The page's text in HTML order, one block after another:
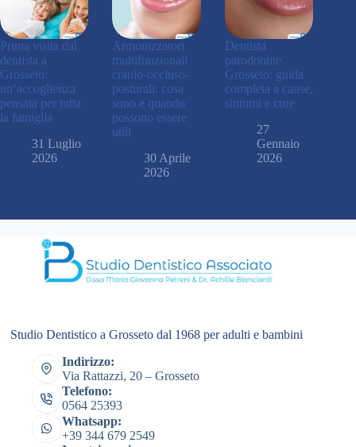
Prima visita dal
dentista a
Grosseto:
un’accoglienza
pensata per tutta
la famiglia
31 Luglio
2026
Armonizzatori
multifunzionali
cranio-occluso-
posturali: cosa
sono e quando
possono essere
utili
30 Aprile
2026
Dentista
parodontite
Grosseto: guida
completa a cause,
sintomi e cure
27
Gennaio
2026
Studio Dentistico a Grosseto dal 1968 per adulti e bambini
Indirizzo:
Via Rattazzi, 20 – Grosseto
Telefono:
0564 25393
Whatsapp:
+39 344 679 2549